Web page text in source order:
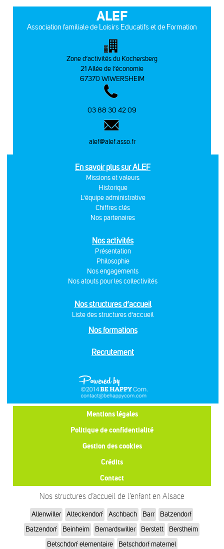
ALEF
Association familiale de Loisirs Educatifs et de Formation
Zone d’activités du Kochersberg
21 Allée de l’économie
67370 WIWERSHEIM
03 88 30 42 09
alef@alef.asso.fr
En savoir plus sur ALEF
Missions et valeurs
Historique
L'équipe administrative
Chiffres clés
Nos partenaires
Nos activités
Présentation
Philosophie
Nos engagements
Nos atouts pour les collectivités
Nos structures d’accueil
Liste des structures d’accueil
Nos formations
Recrutement
Mentions légales
Politique de confidentialité
Gestion des cookies
Crédits
Contact
Nos structures d’accueil de l’enfant en Alsace
Allenwiller Alteckendorf Aschbach Barr
Batzendorf
Batzendorf
Beinheim Bernardswiller Berstett
Berstheim
Betschdorf elementaire
Betschdorf maternel